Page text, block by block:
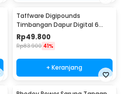
Taffware Digipounds
Timbangan Dapur Digital 6
Satuan 1kg 0.1g - i2000
Rp49.800
Rp83.900 41%
+ Keranjang